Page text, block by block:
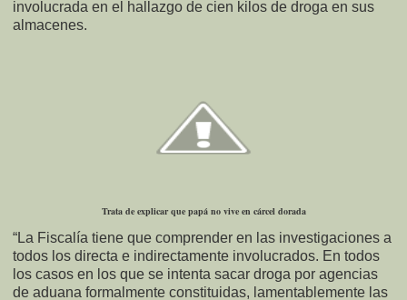
involucrada en el hallazgo de cien kilos de droga en sus
almacenes.
Trata de explicar que papá no vive en cárcel dorada
“La Fiscalía tiene que comprender en las investigaciones a
todos los directa e indirectamente involucrados. En todos
los casos en los que se intenta sacar droga por agencias
de aduana formalmente constituidas, lamentablemente las